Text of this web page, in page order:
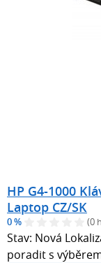
HP G4-1000
Laptop CZ/SK
0 % (0
Stav: Nová
poradit s